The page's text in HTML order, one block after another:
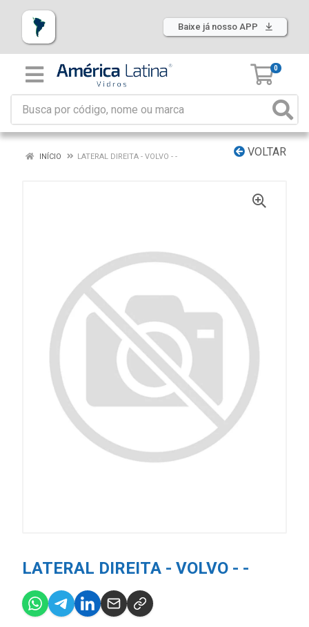
Baixe já nosso APP
0
VOLTAR
INÍCIO LATERAL DIREITA - VOLVO - -
LATERAL DIREITA - VOLVO - -